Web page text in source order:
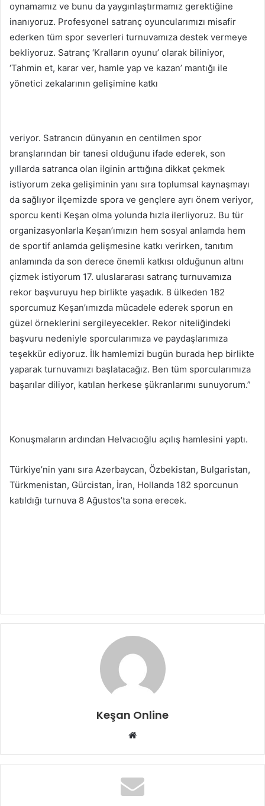
oynamamız ve bunu da yaygınlaştırmamız gerektiğine
inanıyoruz. Profesyonel satranç oyuncularımızı misafir
ederken tüm spor severleri turnuvamıza destek vermeye
bekliyoruz. Satranç ‘Kralların oyunu’ olarak biliniyor,
‘Tahmin et, karar ver, hamle yap ve kazan’ mantığı ile
yönetici zekalarının gelişimine katkı
veriyor. Satrancın dünyanın en centilmen spor
branşlarından bir tanesi olduğunu ifade ederek, son
yıllarda satranca olan ilginin arttığına dikkat çekmek
istiyorum zeka gelişiminin yanı sıra toplumsal kaynaşmayı
da sağlıyor ilçemizde spora ve gençlere ayrı önem veriyor,
sporcu kenti Keşan olma yolunda hızla ilerliyoruz. Bu tür
organizasyonlarla Keşan’ımızın hem sosyal anlamda hem
de sportif anlamda gelişmesine katkı verirken, tanıtım
anlamında da son derece önemli katkısı olduğunun altını
çizmek istiyorum 17. uluslararası satranç turnuvamıza
rekor başvuruyu hep birlikte yaşadık. 8 ülkeden 182
sporcumuz Keşan’ımızda mücadele ederek sporun en
güzel örneklerini sergileyecekler. Rekor niteliğindeki
başvuru nedeniyle sporcularımıza ve paydaşlarımıza
teşekkür ediyoruz. İlk hamlemizi bugün burada hep birlikte
yaparak turnuvamızı başlatacağız. Ben tüm sporcularımıza
başarılar diliyor, katılan herkese şükranlarımı sunuyorum.”
Konuşmaların ardından Helvacıoğlu açılış hamlesini yaptı.
Türkiye’nin yanı sıra Azerbaycan, Özbekistan, Bulgaristan,
Türkmenistan, Gürcistan, İran, Hollanda 182 sporcunun
katıldığı turnuva 8 Ağustos’ta sona erecek.
Keşan Online
Web